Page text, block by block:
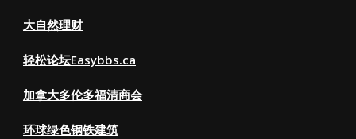
大自然理财
轻松论坛Easybbs.ca
加拿大多伦多福清商会
环球绿色钢铁建筑